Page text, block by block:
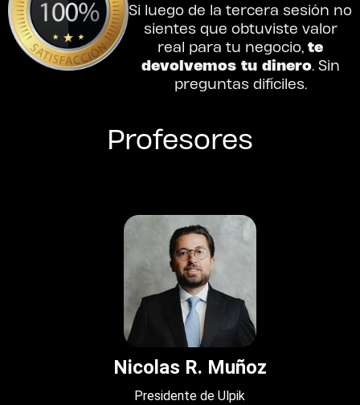
Si luego de la tercera sesión no
sientes que obtuviste valor
real para tu negocio, te
devolvemos tu dinero. Sin
preguntas difíciles.
Profesores
Nicolas R. Muñoz
Presidente de Ulpik